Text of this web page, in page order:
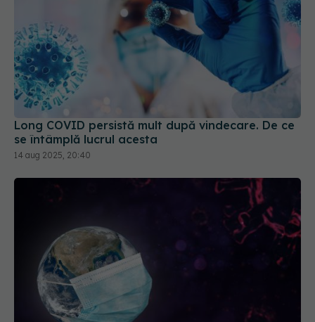
Long COVID persistă mult după vindecare. De ce
se întâmplă lucrul acesta
14 aug 2025, 20:40
China neagă originea COVID. Dispută globală
între teoria zoonotică și ipoteza scăpării din
laborator